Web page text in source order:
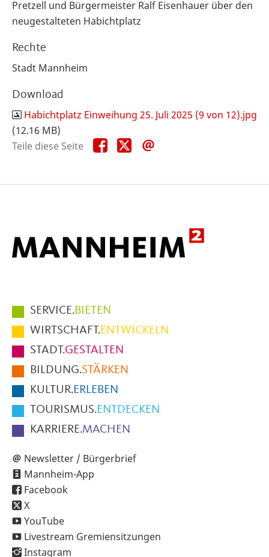
Pretzell und Bürgermeister Ralf Eisenhauer über den
neugestalteten Habichtplatz
Rechte
Stadt Mannheim
Download
Habichtplatz Einweihung 25. Juli 2025 (9 von 12).jpg
(12.16 MB)
Teile diese Seite
Teile
diese
Teile
diese
Hauptmenüpunkte
im
Fußbereich
der
Seite
SERVICE.BIETEN
WIRTSCHAFT.ENTWICKELN
STADT.GESTALTEN
BILDUNG.STÄRKEN
KULTUR.ERLEBEN
TOURISMUS.ENTDECKEN
KARRIERE.MACHEN
Newsletter / Bürgerbrief
Mannheim-App
Facebook
X
YouTube
Livestream Gremiensitzungen
Instagram